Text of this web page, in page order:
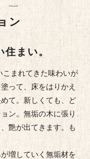
ン
住まい。
まれてきた味わいが
って、床をはりかえ
て。新しくても、ど
ン。無垢の木に張り
艶が出てきます。も
増していく無垢材を